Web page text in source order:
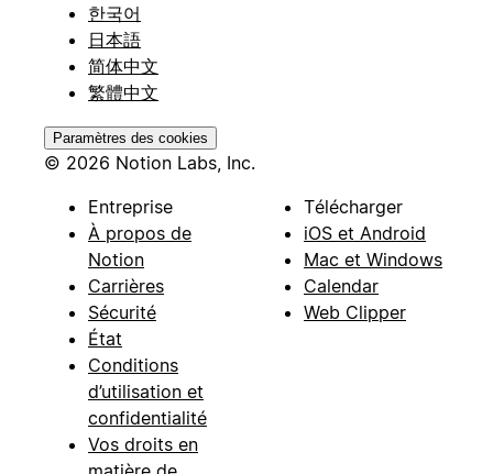
한국어
日本語
简体中文
繁體中文
Paramètres des cookies
© 2026 Notion Labs, Inc.
Entreprise
À propos de
Notion
Carrières
Sécurité
État
Conditions
d’utilisation et
confidentialité
Vos droits en
Télécharger
iOS et Android
Mac et Windows
Calendar
Web Clipper